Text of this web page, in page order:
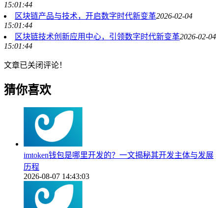
15:01:44
区块链产品与技术，开启数字时代新变革2026-02-04
15:01:44
区块链技术创新应用中心，引领数字时代新变革2026-02-04
15:01:44
文章已关闭评论！
猜你喜欢
imtoken钱包是哪里开发的？一文揭秘其开发主体与发展
历程
2026-08-07 14:43:03